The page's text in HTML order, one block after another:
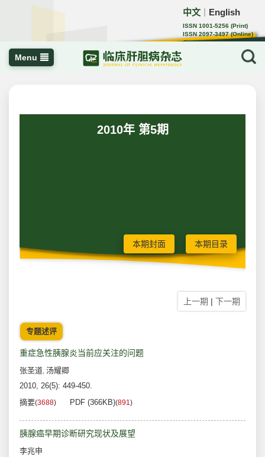
中文 English
ISSN 1001-5256 (Print)
ISSN 2097-3497 (Online)
CN 22-1108/R
Menu
2010年 第5期
本期封面 本期目录
上一期 | 下一期
专题述评
重症急性胰腺炎当前应关注的问题
张圣道, 汤耀卿
2010, 26(5): 449-450.
摘要(3688) PDF (366KB)(891)
胰腺癌早期诊断研究现状及展望
李兆申